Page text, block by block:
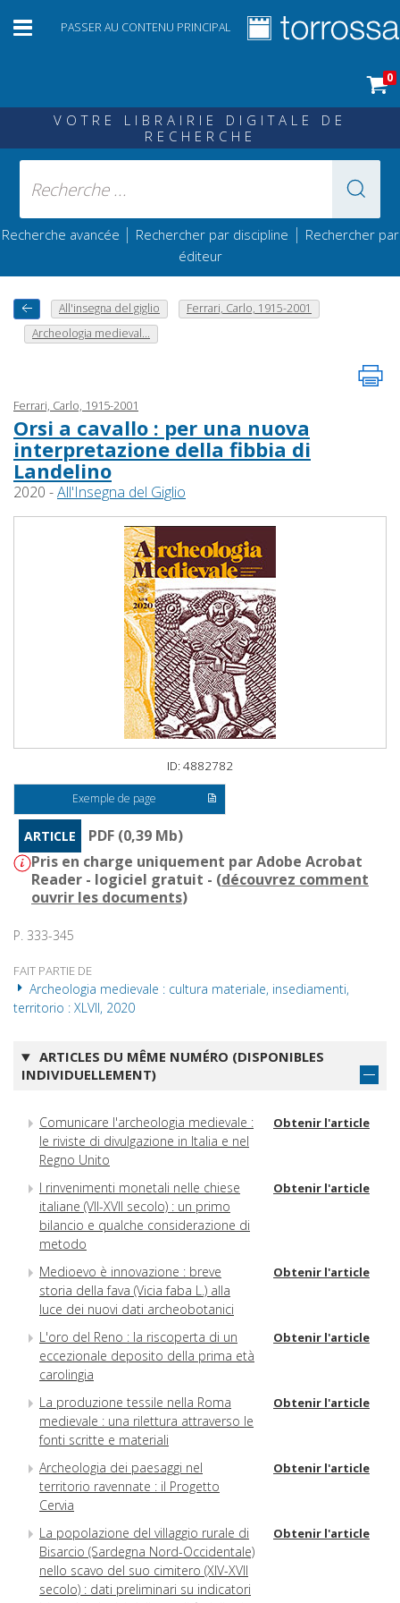
PASSER AU CONTENU PRINCIPAL
0
VOTRE LIBRAIRIE DIGITALE DE
RECHERCHE
Recherche avancée | Rechercher par discipline | Rechercher par
éditeur
All'insegna del giglio
Ferrari, Carlo, 1915-2001
Archeologia medieval...
Ferrari, Carlo, 1915-2001
Orsi a cavallo : per una nuova
interpretazione della fibbia di
Landelino
2020 -All'Insegna del Giglio
ID: 4882782
Exemple de page
ARTICLE
PDF (0,39 Mb)
Pris en charge uniquement par Adobe Acrobat
Reader - logiciel gratuit - (découvrez comment
ouvrir les documents)
P. 333-345
FAIT PARTIE DE
Archeologia medievale : cultura materiale, insediamenti,
territorio : XLVII, 2020
ARTICLES DU MÊME NUMÉRO (DISPONIBLES
INDIVIDUELLEMENT)
Comunicare l'archeologia medievale :
le riviste di divulgazione in Italia e nel
Regno Unito
Obtenir l'article
I rinvenimenti monetali nelle chiese
italiane (VII-XVII secolo) : un primo
bilancio e qualche considerazione di
metodo
Obtenir l'article
Medioevo è innovazione : breve
storia della fava (Vicia faba L.) alla
luce dei nuovi dati archeobotanici
Obtenir l'article
L'oro del Reno : la riscoperta di un
eccezionale deposito della prima età
carolingia
Obtenir l'article
La produzione tessile nella Roma
medievale : una rilettura attraverso le
fonti scritte e materiali
Obtenir l'article
Archeologia dei paesaggi nel
territorio ravennate : il Progetto
Cervia
Obtenir l'article
La popolazione del villaggio rurale di
Bisarcio (Sardegna Nord-Occidentale)
nello scavo del suo cimitero (XIV-XVII
secolo) : dati preliminari su indicatori
Obtenir l'article